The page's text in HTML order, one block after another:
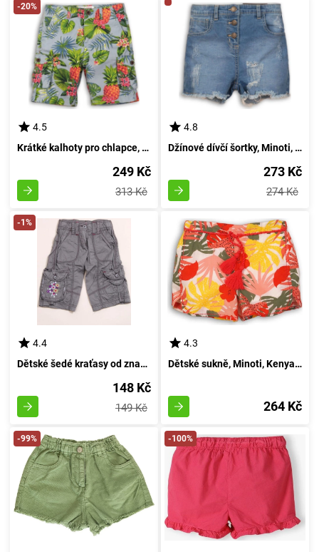
-20%
4.5
Krátké kalhoty pro chlapce, Minoti, MAUI 6, mladík - velikost 152/158 | ve věku 12/13 let
249 Kč
313 Kč
4.8
Džínové dívčí šortky, Minoti, Tumbleweed 7, modré - velikost 98/104 | pro věk 3 až 4 let
273 Kč
274 Kč
-1%
4.4
Dětské šedé kraťasy od značky Pidilidi pro dívky ve velikosti 98/104 | vhodné pro věk 3 až 4 let
148 Kč
149 Kč
4.3
Dětské sukně, Minoti, Kenya 5, dívčí - velikost 98/104 | pro věk 3 až 4 let
264 Kč
-99% -100%